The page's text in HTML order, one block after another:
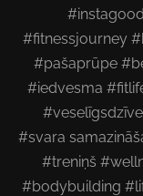
#fitnessjourney
#pašaprūpe
#iedvesma
#svara
#treniņš
#bodybuilding